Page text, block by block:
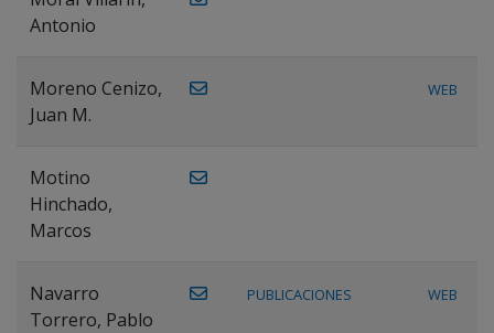
Antonio
Moreno Cenizo,
Juan M.
WEB
Motino
Hinchado,
Marcos
Navarro
Torrero, Pablo
PUBLICACIONES WEB